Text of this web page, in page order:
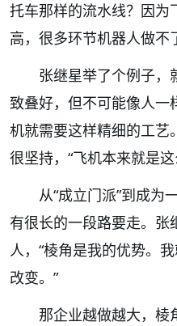
托车那样的流水线？因为
高，很多环节机器人做不
张继星举了个例子，
致叠好，但不可能像人一
机就需要这样精细的工艺
很坚持，“飞机本来就是
从“成立门派”到成为
有很长的一段路要走。张
人，“棱角是我的优势。
改变。”
那企业越做越大，棱